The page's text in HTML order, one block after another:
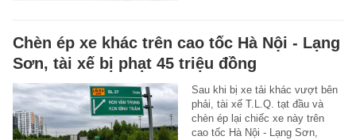
Chèn ép xe khác trên cao tốc Hà Nội - Lạng
Sơn, tài xế bị phạt 45 triệu đồng
Sau khi bị xe tải khác vượt bên
phải, tài xế T.L.Q. tạt đầu và
chèn ép lại chiếc xe này trên
cao tốc Hà Nội - Lạng Sơn,